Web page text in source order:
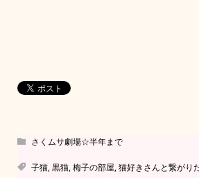
さくムサ劇場☆半年まで
子猫,黒猫,梅子の部屋,猫好きさんと繋がり